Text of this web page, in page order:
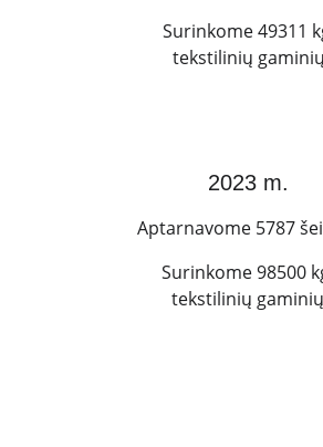
Surinkome 49311
tekstilinių gaminių
2023 m.
Aptarnavome 5787
Surinkome 98500
tekstilinių gaminių